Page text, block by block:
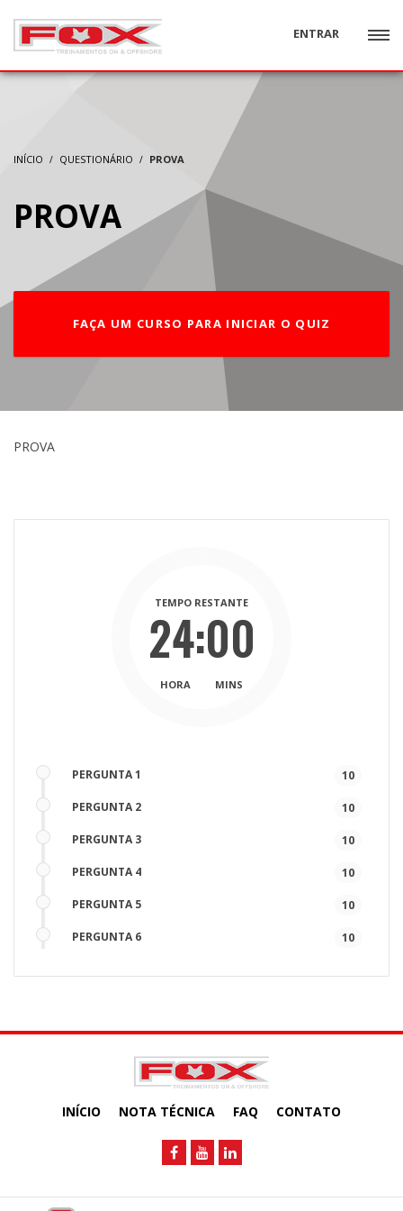
ENTRAR
INÍCIO QUESTIONÁRIO PROVA
PROVA
FAÇA UM CURSO PARA INICIAR O QUIZ
PROVA
24:00
TEMPO RESTANTE
HORA MINS
PERGUNTA 1 10
PERGUNTA 2 10
PERGUNTA 3 10
PERGUNTA 4 10
PERGUNTA 5 10
PERGUNTA 6 10
PERGUNTA 9
10
PERGUNTA 10
INÍCIO NOTA TÉCNICA FAQ CONTATO